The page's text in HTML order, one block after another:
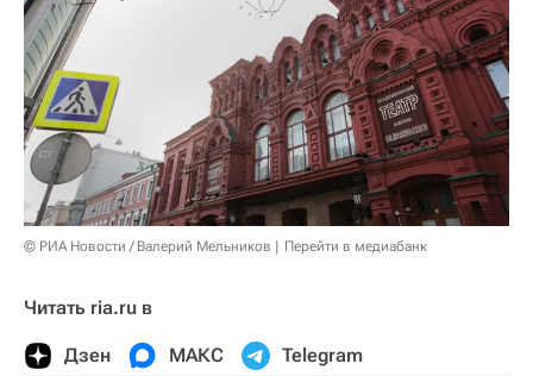
© РИА Новости / Валерий Мельников Перейти в медиабанк
Читать ria.ru в
Дзен МАКС Telegram